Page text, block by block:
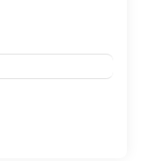
televisions.
access keeps
provides
bathtubs
and hair dryers.
safes and